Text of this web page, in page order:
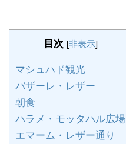
目次 [非表示]
マシュハド観光
バザーレ・レザー
朝食
ハラメ・モッタハル広場
エマーム・レザー通り